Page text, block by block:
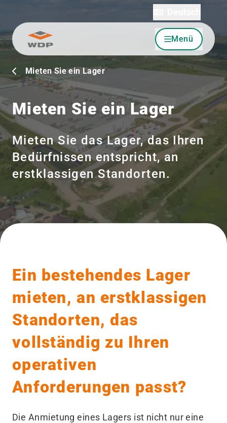
Zum Inhalt wechseln Menü
Mieten Sie ein Lager
Mieten Sie ein Lager
Mieten Sie das Lager, das Ihren
Bedürfnissen entspricht, an
erstklassigen Standorten.
Ein bestehendes Lager
mieten, an erstklassigen
Standorten, das
vollständig zu Ihren
operativen
Anforderungen passt?
Die Anmietung eines Lagers ist nicht nur eine